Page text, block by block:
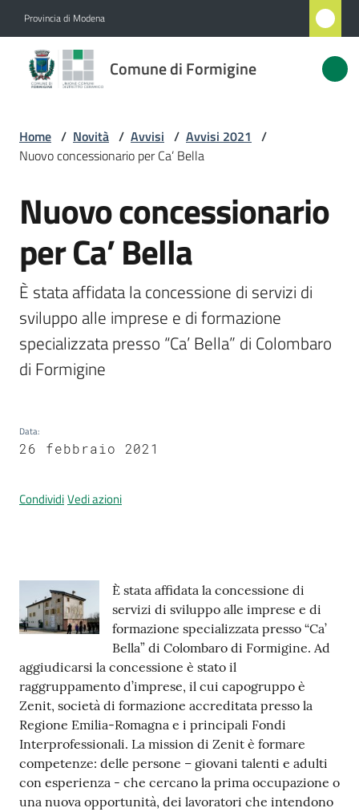
Provincia di Modena
Comune di Formigine
Comune
di
Novità
Servizi
Vivere
Formigine
Prenotazione
appuntamenti
l
t
M
e
o
Tutti
gli
argomenti...
Home / Novità / Avvisi / Avvisi 2021 /
Nuovo concessionario per Ca’ Bella
Salta al contenuto
Nuovo concessionario
per Ca’ Bella
È stata affidata la concessione di servizi di
sviluppo alle imprese e di formazione
specializzata presso “Ca’ Bella” di Colombaro
di Formigine
Data:
26 febbraio 2021
CondividiVedi azioni
Contenuto
È stata affidata la concessione di
servizi di sviluppo alle imprese e di
formazione specializzata presso “Ca’
Bella” di Colombaro di Formigine. Ad
aggiudicarsi la concessione è stato il
raggruppamento d’imprese, il cui capogruppo è
Zenit, società di formazione accreditata presso la
Regione Emilia-Romagna e i principali Fondi
Interprofessionali. La mission di Zenit è formare
competenze: delle persone – giovani talenti e adulti
con esperienza - che cercano la prima occupazione o
una nuova opportunità, dei lavoratori che intendono